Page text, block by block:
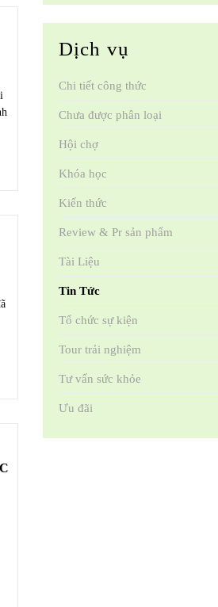
Dịch vụ
Chi tiết công thức
Chưa được phân loại
Hội chợ
Khóa học
Kiến thức
Review & Pr sản phẩm
Tài Liệu
Tin Tức
Tổ chức sự kiện
Tour trải nghiệm
Tư vấn sức khỏe
Ưu đãi